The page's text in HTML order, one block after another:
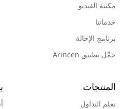
مكتبة الفيديو
خدماتنا
برنامج الإحالة
حمِّل تطبيق Arincen
المنتجات
تعلم التداول